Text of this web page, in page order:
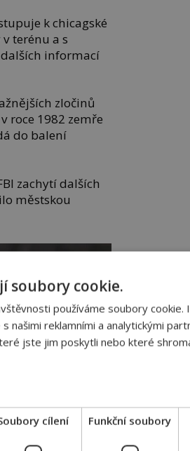
k chicagské
terénu a s
informací
zločinů
roce 1982 zemře
do balení
zachytí dalších
městskou
soubory cookie.
používáme soubory cookie.
našimi reklamními a analytickými
jste jim poskytli nebo které
cílení Funkční soubory